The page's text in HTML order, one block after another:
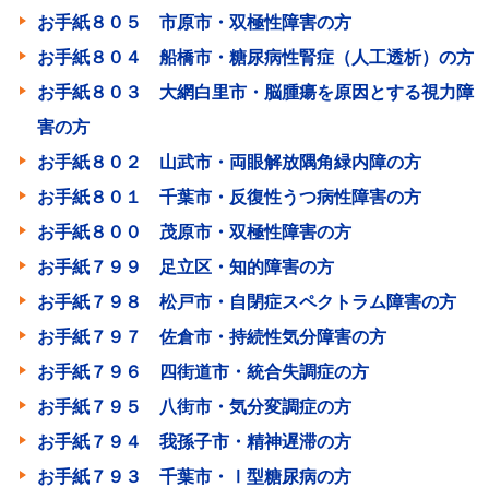
お手紙８０５ 市原市・双極性障害の方
お手紙８０４ 船橋市・糖尿病性腎症（人工透析）の方
お手紙８０３ 大網白里市・脳腫瘍を原因とする視力障
害の方
お手紙８０２ 山武市・両眼解放隅角緑内障の方
お手紙８０１ 千葉市・反復性うつ病性障害の方
お手紙８００ 茂原市・双極性障害の方
お手紙７９９ 足立区・知的障害の方
お手紙７９８ 松戸市・自閉症スペクトラム障害の方
お手紙７９７ 佐倉市・持続性気分障害の方
お手紙７９６ 四街道市・統合失調症の方
お手紙７９５ 八街市・気分変調症の方
お手紙７９４ 我孫子市・精神遅滞の方
お手紙７９３ 千葉市・Ⅰ型糖尿病の方